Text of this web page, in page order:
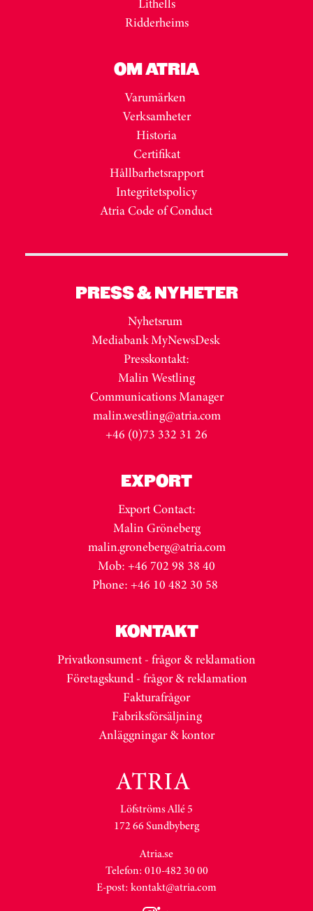
Ridderheims
OM ATRIA
Varumärken
Verksamheter
Historia
Certifikat
Hållbarhetsrapport
Integritetspolicy
Atria Code of Conduct
PRESS & NYHETER
Nyhetsrum
Mediabank MyNewsDesk
Presskontakt:
Malin Westling
Communications Manager
malin.westling@atria.com
+46 (0)73 332 31 26
EXPORT
Export Contact:
Malin Gröneberg
malin.groneberg@atria.com
Mob: +46 702 98 38 40
Phone: +46 10 482 30 58
KONTAKT
Privatkonsument - frågor & reklamation
Företagskund - frågor & reklamation
Fakturafrågor
Fabriksförsäljning
Anläggningar & kontor
Löfströms Allé 5
172 66 Sundbyberg
Atria.se
Telefon: 010-482 30 00
E-post: kontakt@atria.com